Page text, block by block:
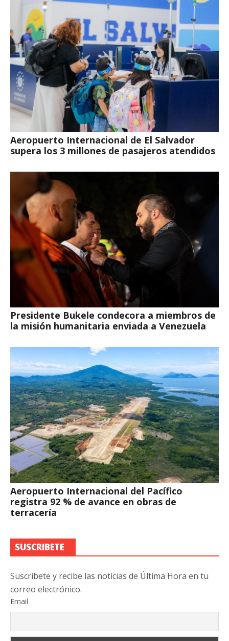
Aeropuerto Internacional de El Salvador
supera los 3 millones de pasajeros atendidos
Presidente Bukele condecora a miembros de
la misión humanitaria enviada a Venezuela
Aeropuerto Internacional del Pacífico
registra 92 % de avance en obras de
terracería
SUSCRIBETE
Suscribete y recibe las noticias de Última Hora en tu
correo electrónico.
Email